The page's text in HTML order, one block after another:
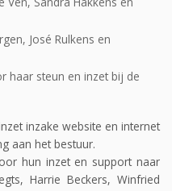
José Rulkens en
haar steun en inzet bij de
inzake website en internet
aan het bestuur.
hun inzet en support naar
Harrie Beckers, Winfried